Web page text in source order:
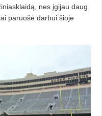
nes įgijau daug
paruošė darbui šioje